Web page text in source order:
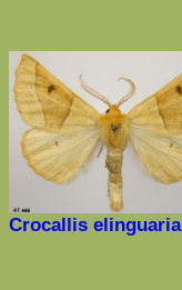
Crocallis elinguaria